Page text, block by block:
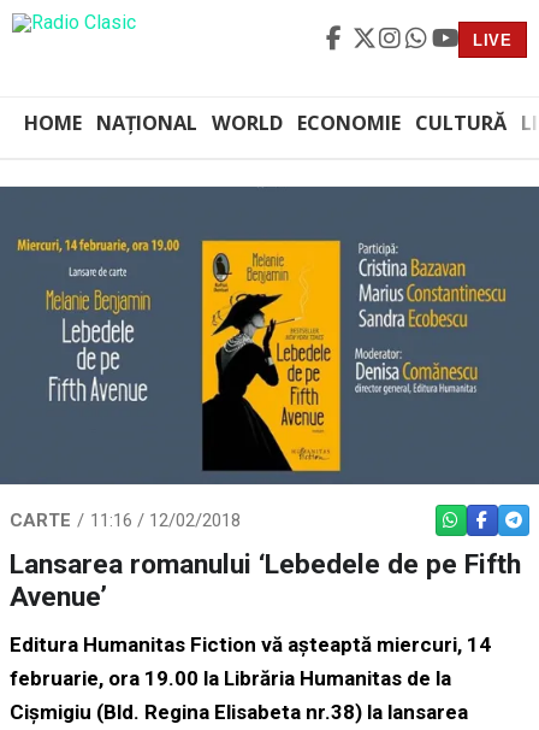
LIVE
HOME NAȚIONAL WORLD ECONOMIE CULTURĂ
CARTE 11:16 / 12/02/2018 WHATSAPP
Lansarea romanului ‘Lebedele de pe Fifth
Avenue’
Editura Humanitas Fiction vă așteaptă miercuri, 14
februarie, ora 19.00 la Librăria Humanitas de la
Cișmigiu (Bld. Regina Elisabeta nr.38) la lansarea